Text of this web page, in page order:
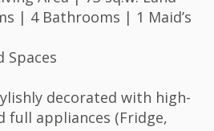
| 4 Bathrooms | 1 Maid’s
Spaces
decorated with high-
full appliances (Fridge,